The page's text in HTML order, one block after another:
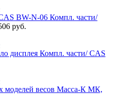
Компл. части/
руб.
Компл. части/ CAS